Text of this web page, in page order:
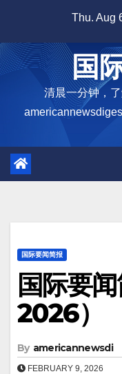
content
Thu. Aug
国
清晨一分钟，
国际要闻简报
国际要
2026）
By americannewsdi
FEBRUARY 9, 2026